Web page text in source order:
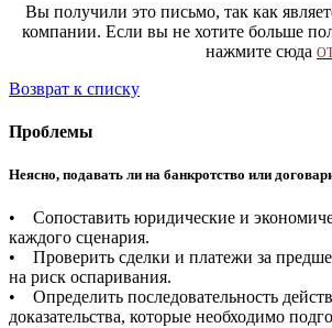
Вы получили это письмо, так как
компании. Если вы не хотите больше
нажмите сюда
Возврат к списку
Проблемы
Неясно, подавать ли на банкротство или
• Сопоставить юридические и
каждого сценария.
• Проверить сделки и платежи за
на риск оспаривания.
• Определить последовательность
доказательства, которые необходимо